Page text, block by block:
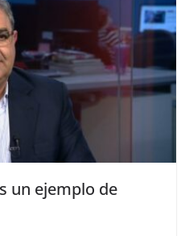
un ejemplo de